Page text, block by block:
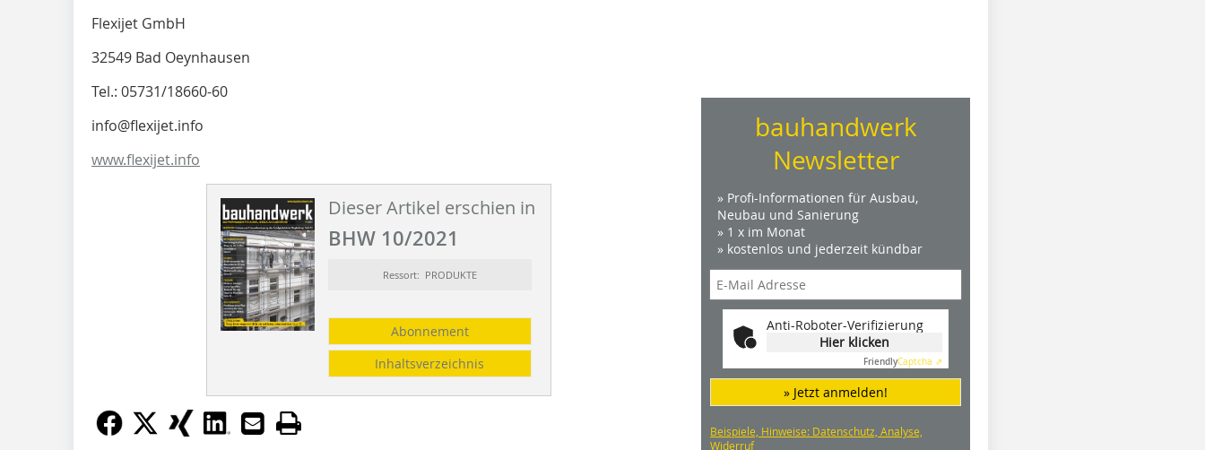
Flexijet GmbH
32549 Bad Oeynhausen
Tel.: 05731/18660-60
info@flexijet.info
www.flexijet.info
Dieser Artikel erschien in
BHW 10/2021
Ressort: PRODUKTE
Abonnement
Inhaltsverzeichnis
bauhandwerk
Newsletter
» Profi-Informationen für Ausbau,
Neubau und Sanierung
» 1 x im Monat
» kostenlos und jederzeit kündbar
Anti-Roboter-Verifizierung
Hier klicken
FriendlyCaptcha ⇗
» Jetzt anmelden!
Beispiele, Hinweise: Datenschutz, Analyse,
Widerruf